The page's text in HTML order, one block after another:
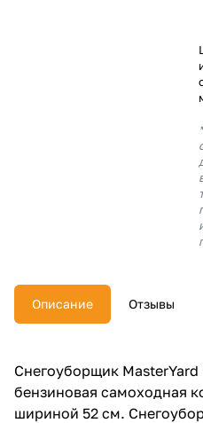
Описание Отзывы
Снегоуборщик MasterYard
бензиновая самоходная
шириной 52 см.
%
с